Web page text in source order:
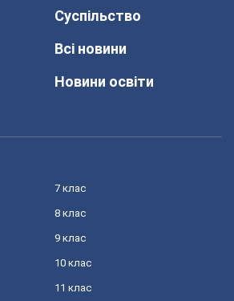
Суспільство
Всі новини
Новини освіти
7 клас
8 клас
9 клас
10 клас
11 клас